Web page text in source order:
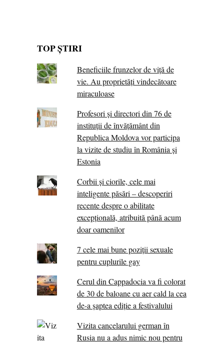
TOP ȘTIRI
Beneficiile frunzelor de viță de
vie. Au proprietăţi vindecătoare
miraculoase
Profesori și directori din 76 de
instituții de învățământ din
Republica Moldova vor participa
la vizite de studiu în România și
Estonia
Corbii şi ciorile, cele mai
inteligente păsări – descoperiri
recente despre o abilitate
excepţională, atribuită până acum
doar oamenilor
7 cele mai bune poziții sexuale
pentru cuplurile gay
Cerul din Cappadocia va fi colorat
de 30 de baloane cu aer cald la cea
de-a șaptea ediție a festivalului
Vizita cancelarului german în
Rusia nu a adus nimic nou pentru